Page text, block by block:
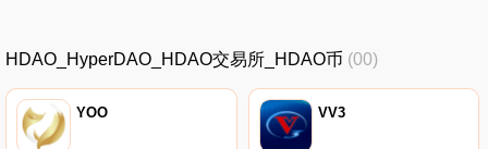
HDAO_HyperDAO_HDAO交易所_HDAO币 (00)
YOO VV3